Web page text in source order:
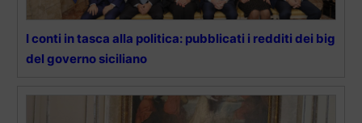
I conti in tasca alla politica: pubblicati i redditi dei big
del governo siciliano